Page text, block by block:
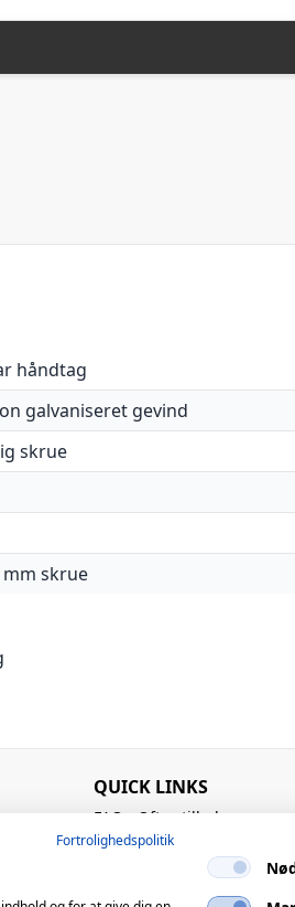
håndtag
galvaniseret gevind
skrue
mm skrue
QUICK LINKS
FAQ - Ofte stillede
Kataloger
Fortrolighedspolitik